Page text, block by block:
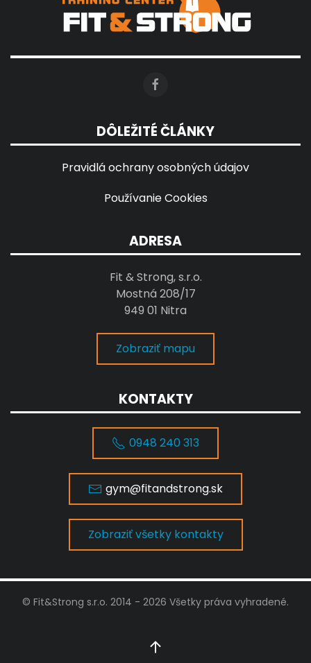
DÔLEŽITÉ ČLÁNKY
Pravidlá ochrany osobných údajov
Používanie Cookies
ADRESA
Fit & Strong, s.r.o.
Mostná 208/17
949 01 Nitra
Zobraziť mapu
KONTAKTY
0948 240 313
gym@fitandstrong.sk
Zobraziť všetky kontakty
© Fit&Strong s.r.o. 2014 - 2026 Všetky práva vyhradené.